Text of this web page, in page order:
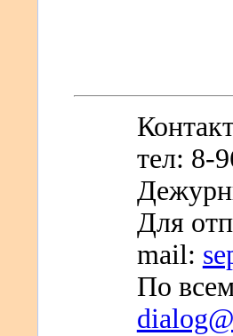
тел: 8-
Для
mail:
По